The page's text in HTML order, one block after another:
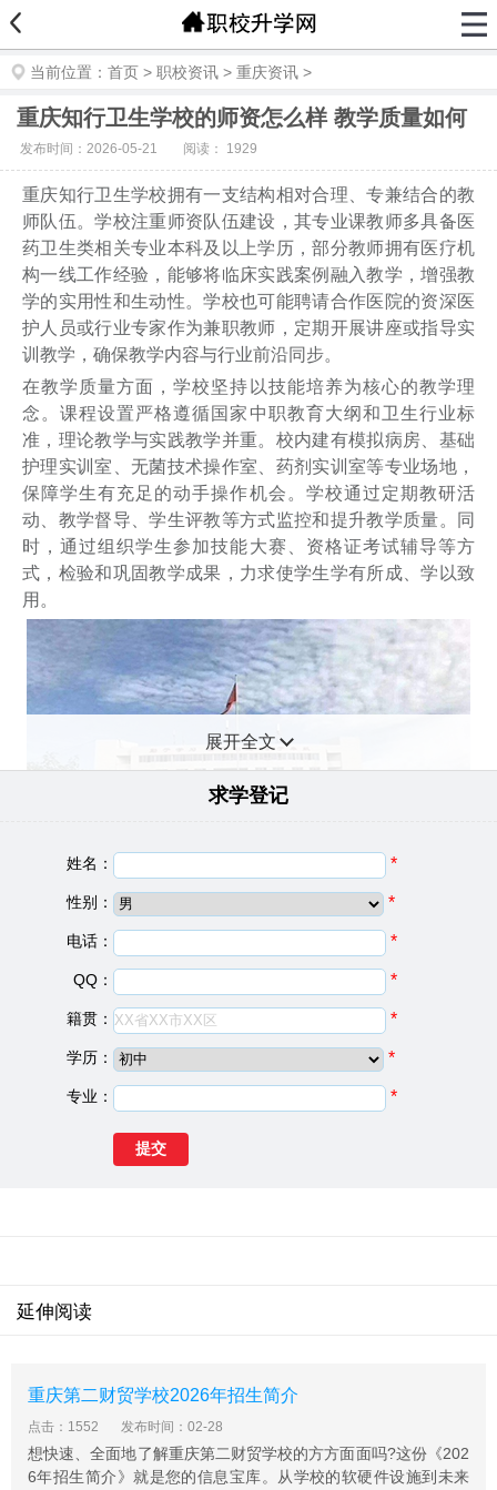
当前位置： 首页 > 职校资讯 > 重庆资讯 >
重庆知行卫生学校的师资怎么样 教学质量如何
发布时间：2026-05-21 阅读： 1929
重庆知行卫生学校拥有一支结构相对合理、专兼结合的教
师队伍。学校注重师资队伍建设，其专业课教师多具备医
药卫生类相关专业本科及以上学历，部分教师拥有医疗机
构一线工作经验，能够将临床实践案例融入教学，增强教
学的实用性和生动性。学校也可能聘请合作医院的资深医
护人员或行业专家作为兼职教师，定期开展讲座或指导实
训教学，确保教学内容与行业前沿同步。
在教学质量方面，学校坚持以技能培养为核心的教学理
念。课程设置严格遵循国家中职教育大纲和卫生行业标
准，理论教学与实践教学并重。校内建有模拟病房、基础
护理实训室、无菌技术操作室、药剂实训室等专业场地，
保障学生有充足的动手操作机会。学校通过定期教研活
动、教学督导、学生评教等方式监控和提升教学质量。同
时，通过组织学生参加技能大赛、资格证考试辅导等方
式，检验和巩固教学成果，力求使学生学有所成、学以致
用。
重庆知行卫生学校基础信息
建校日期：
院校类型： 中专学校
学校地址：
沙坪坝壮志路2号（西南政法大学老校区内）
区鹅岭正街186号，在2013年全市护理专业设置认定评估
中获全市第一名，被市卫生局誉为“办护理专业的精品学
由重医大、重医附二院和重庆医药高等专科学校的优秀教
重医附二院、重庆市第一人民医院、市三院、急救中心、
市肿瘤医院、学府医院、重钢总医院、特钢医院、西铝医
院、嘉陵医院等医院是实习基地。
重庆知行卫生学校办学理念
展开全文
求学登记
姓名： *
性别： *
电话： *
QQ： *
籍贯： *
学历： *
专业： *
延伸阅读
重庆第二财贸学校2026年招生简介
点击：1552 发布时间：02-28
想快速、全面地了解重庆第二财贸学校的方方面面吗?这份《202
6年招生简介》就是您的信息宝库。从学校的软硬件设施到未来